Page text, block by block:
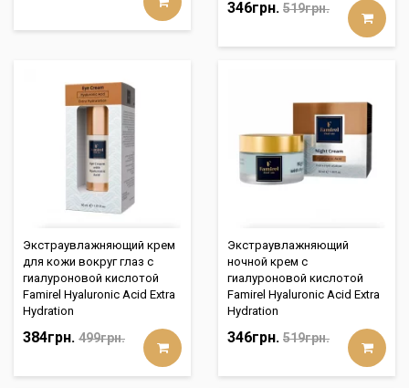
346грн. 519грн.
Экстраувлажняющий крем
для кожи вокруг глаз с
гиалуроновой кислотой
Famirel Hyaluronic Acid Extra
Hydration
384грн. 499грн.
Экстраувлажняющий
ночной крем с
гиалуроновой кислотой
Famirel Hyaluronic Acid Extra
Hydration
346грн. 519грн.